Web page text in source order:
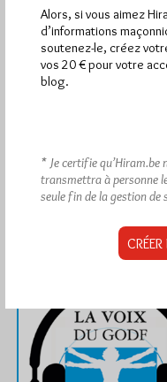
Alors, si vous aimez
d’informations
soutenez-le, créez
vos 20 € pour votre
blog.
* Je certifie qu’Hiram.be
transmettra à personne
seule fin de la gestion de